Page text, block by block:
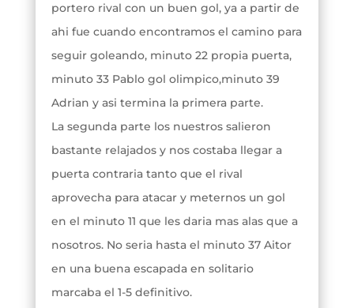
portero rival con un buen gol, ya a partir de
ahi fue cuando encontramos el camino para
seguir goleando, minuto 22 propia puerta,
minuto 33 Pablo gol olimpico,minuto 39
Adrian y asi termina la primera parte.
La segunda parte los nuestros salieron
bastante relajados y nos costaba llegar a
puerta contraria tanto que el rival
aprovecha para atacar y meternos un gol
en el minuto 11 que les daria mas alas que a
nosotros. No seria hasta el minuto 37 Aitor
en una buena escapada en solitario
marcaba el 1-5 definitivo.